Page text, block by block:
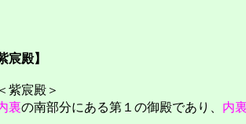
宸殿】
紫宸殿＞
裏の南部分にある第１の御殿であり、 内裏